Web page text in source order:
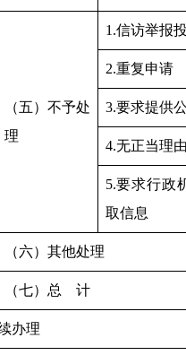
（五）不予处
理
1.信访举报
2.重复申请
3.要求提供
4.无正当理
5.要求行政
取信息
（六）其他处理
（七）总 计
办理